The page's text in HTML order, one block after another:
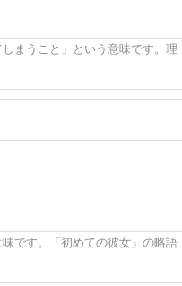
まうこと」という意味です。理
です。「初めての彼女」の略語